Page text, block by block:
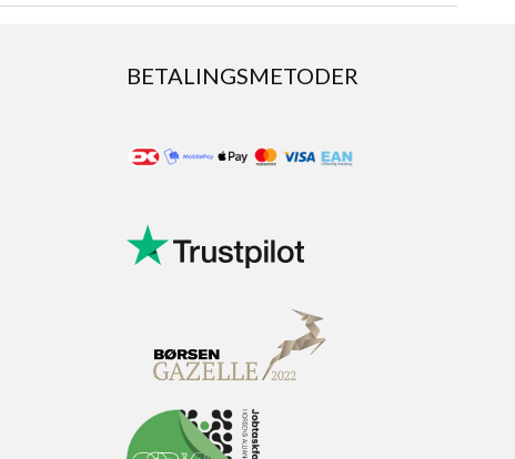
BETALINGSMETODER